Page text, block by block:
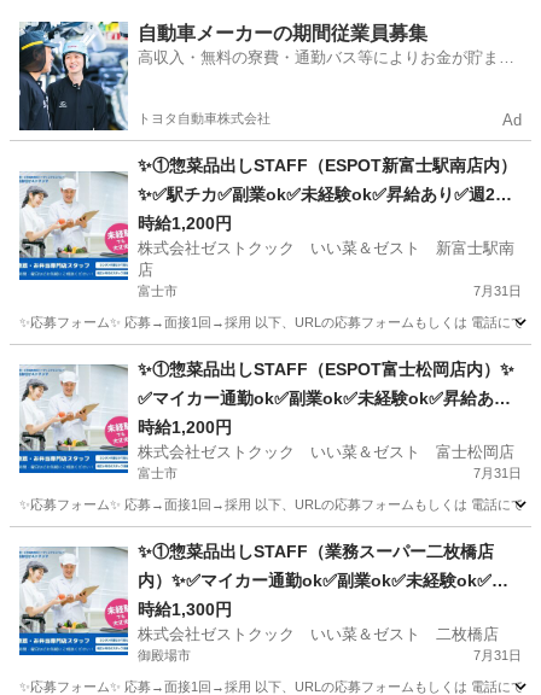
静岡 田方郡 キッチン
自動車メーカーの期間従業員募集
高収入・無料の寮費・通勤バス等によりお金が貯まり
トヨタ自動車株式会社 Ad
✨①惣菜品出しSTAFF（ESPOT新富士駅南店内）
✨✅駅チカ✅副業ok✅未経験ok✅昇給あり✅週2～
ok✅扶養内ok
時給1,200円
株式会社ゼストクック いい菜＆ゼスト 新富士駅南
店
富士市 7月31日
✨応募フォーム✨ 応募→面接1回→採用 以下、URLの応募フォームもしくは 電話にて
キッチン スタッフ
✨①惣菜品出しSTAFF（ESPOT富士松岡店内）✨
✅マイカー通勤ok✅副業ok✅未経験ok✅昇給あり
✅週2～ok✅扶養内ok
時給1,200円
株式会社ゼストクック いい菜＆ゼスト 富士松岡店
富士市 7月31日
✨応募フォーム✨ 応募→面接1回→採用 以下、URLの応募フォームもしくは 電話にて
キッチン スタッフ
✨①惣菜品出しSTAFF（業務スーパー二枚橋店
内）✨✅マイカー通勤ok✅副業ok✅未経験ok✅昇
給あり✅週2～ok✅扶養内ok
時給1,300円
株式会社ゼストクック いい菜＆ゼスト 二枚橋店
御殿場市 7月31日
✨応募フォーム✨ 応募→面接1回→採用 以下、URLの応募フォームもしくは 電話にて